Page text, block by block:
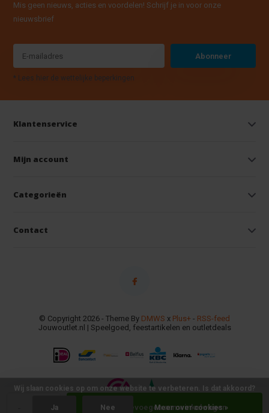
+ Toevoegen aan winkelwagen
Mis geen nieuws, acties en voordelen! Schrijf je in voor onze
nieuwsbrief
Abonneer
* Lees hier de wettelijke beperkingen
Klantenservice
Mijn account
Categorieën
Contact
© Copyright 2026 - Theme By DMWS x Plus+ - RSS-feed
Jouwoutlet.nl | Speelgoed, feestartikelen en outletdeals
Wij slaan cookies op om onze website te verbeteren. Is dat akkoord?
Ja Nee Meer over cookies »